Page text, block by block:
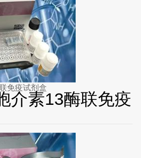
免疫试剂盒
介素13酶联免疫